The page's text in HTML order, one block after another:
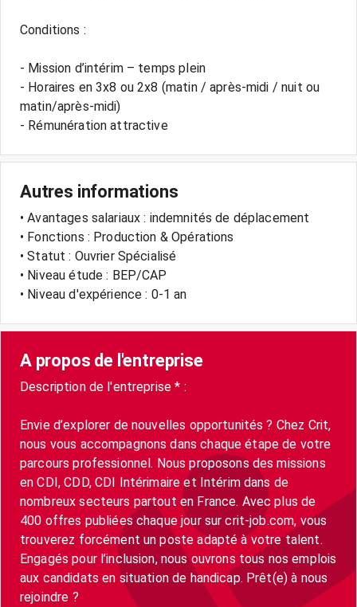
Conditions :
- Mission d’intérim – temps plein
- Horaires en 3x8 ou 2x8 (matin / après-midi / nuit ou
matin/après-midi)
- Rémunération attractive
Autres informations
• Avantages salariaux : indemnités de déplacement
• Fonctions : Production & Opérations
• Statut : Ouvrier Spécialisé
• Niveau étude : BEP/CAP
• Niveau d'expérience : 0-1 an
A propos de l'entreprise
Description de l'entreprise * :
Envie d’explorer de nouvelles opportunités ? Chez Crit,
nous vous accompagnons dans chaque étape de votre
parcours professionnel. Nous proposons des missions
en CDI, CDD, CDI Intérimaire et Intérim dans de
nombreux secteurs partout en France. Avec plus de
400 offres publiées chaque jour sur crit-job.com, vous
trouverez forcément un poste adapté à votre talent.
Engagés pour l’inclusion, nous ouvrons tous nos emplois
aux candidats en situation de handicap. Prêt(e) à nous
rejoindre ?